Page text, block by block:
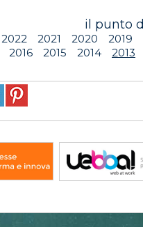
il punto
2022 2021 2020 2019
2016
2015 2014 2013